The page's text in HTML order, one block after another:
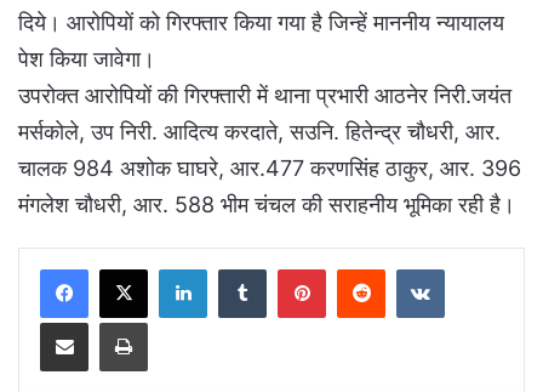
दिये। आरोपियों को गिरफ्तार किया गया है जिन्हें माननीय न्यायालय
पेश किया जावेगा।
उपरोक्त आरोपियों की गिरफ्तारी में थाना प्रभारी आठनेर निरी.जयंत
मर्सकोले, उप निरी. आदित्य करदाते, सउनि. हितेन्द्र चौधरी, आर.
चालक 984 अशोक घाघरे, आर.477 करणसिंह ठाकुर, आर. 396
मंगलेश चौधरी, आर. 588 भीम चंचल की सराहनीय भूमिका रही है।